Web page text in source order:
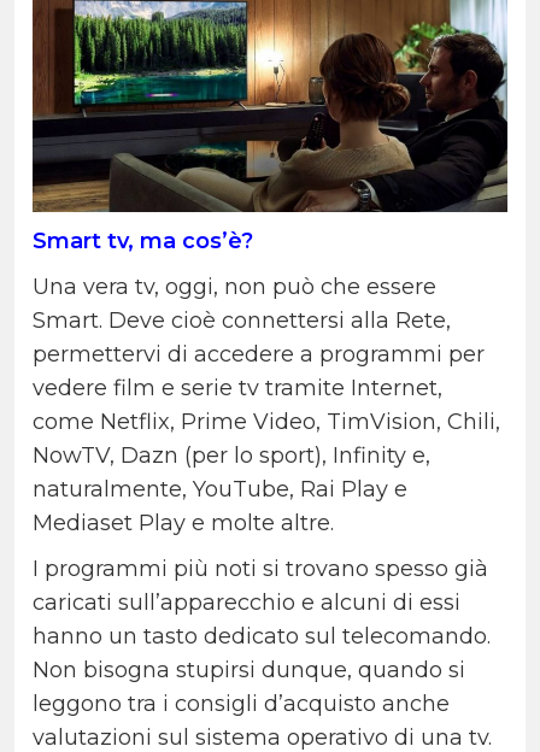
Smart tv, ma cos’è?
Una vera tv, oggi, non può che essere
Smart. Deve cioè connettersi alla Rete,
permettervi di accedere a programmi per
vedere film e serie tv tramite Internet,
come Netflix, Prime Video, TimVision, Chili,
NowTV, Dazn (per lo sport), Infinity e,
naturalmente, YouTube, Rai Play e
Mediaset Play e molte altre.
I programmi più noti si trovano spesso già
caricati sull’apparecchio e alcuni di essi
hanno un tasto dedicato sul telecomando.
Non bisogna stupirsi dunque, quando si
leggono tra i consigli d’acquisto anche
valutazioni sul sistema operativo di una tv.